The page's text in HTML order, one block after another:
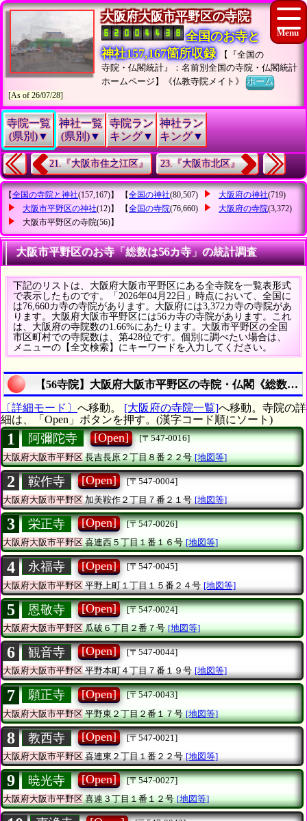
大阪府大阪市平野区の寺院
全国のお寺と
神社157,167箇所収録
【『全国の
寺院・仏閣統計』：名前別全国の寺院・仏閣統計
ホームページ】《仏教寺院メイト》ホーム
[As of 26/07/28]
寺院一覧
(県別)▼
神社一覧
(県別)▼
寺院ラン
キング▼
神社ラン
キング▼
21.『大阪市住之江区』 23.『大阪市北区』
【全国の寺院と神社(157,167)】 【全国の神社(80,507) 大阪府の神社(719)
大阪市平野区の神社(12)】 【全国の寺院(76,660) 大阪府の寺院(3,372)
大阪市平野区の寺院(56)】
大阪市平野区のお寺「総数は56カ寺」の統計調査
下記のリストは、大阪府大阪市平野区にある全寺院を一覧表形式
で表示したものです。「2026年04月22日」時点において、全国に
は76,660カ寺の寺院があります。大阪府には3,372カ寺の寺院があ
ります。大阪府大阪市平野区には56カ寺の寺院があります。これ
は、大阪府の寺院数の1.66%にあたります。大阪市平野区の全国
市区町村での寺院数は、第428位です。個別に調べたい場合は、
メニューの【全文検索】にキーワードを入力してください。
【56寺院】大阪府大阪市平野区の寺院・仏閣《総数は
〔詳細モード〕 へ移動。 [大阪府の寺院一覧]へ移動。寺院の詳
細は、「Open」ボタンを押す。(漢字コード順にソート)
1 阿彌陀寺 [Open]
[〒547-0016]
大阪府大阪市平野区長吉長原２丁目８番２２号 [地図等]
2 鞍作寺 [Open]
[〒547-0004]
大阪府大阪市平野区加美鞍作２丁目７番２１号 [地図等]
3 栄正寺 [Open]
[〒547-0026]
大阪府大阪市平野区喜連西５丁目１番１６号 [地図等]
4 永福寺 [Open]
[〒547-0045]
大阪府大阪市平野区 平野上町１丁目１５番２４号 [地図等]
5 恩敬寺 [Open]
[〒547-0024]
大阪府大阪市平野区瓜破６丁目２番７号 [地図等]
6 観音寺 [Open]
[〒547-0044]
大阪府大阪市平野区平野本町４丁目７番１９号 [地図等]
7 願正寺 [Open]
[〒547-0043]
大阪府大阪市平野区平野東２丁目２番１７号 [地図等]
8 教西寺 [Open]
[〒547-0021]
大阪府大阪市平野区喜連東２丁目１番２２号 [地図等]
9 暁光寺 [Open]
[〒547-0027]
大阪府大阪市平野区喜連３丁目１番１２号 [地図等]